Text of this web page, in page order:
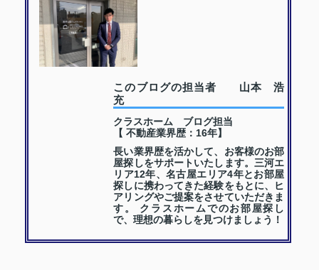
このブログの担当者 山本 浩
充
クラスホーム ブログ担当
【 不動産業界歴：16年】
長い業界歴を活かして、お客様のお部
屋探しをサポートいたします。三河エ
リア12年、名古屋エリア4年とお部屋
探しに携わってきた経験をもとに、ヒ
アリングやご提案をさせていただきま
す。 クラスホームでのお部屋探し
で、理想の暮らしを見つけましょう！